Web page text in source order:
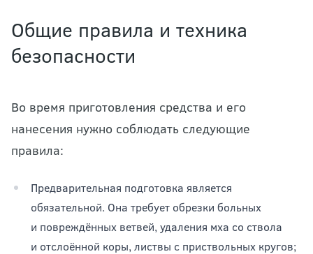
Общие правила и техника
безопасности
Во время приготовления средства и его
нанесения нужно соблюдать следующие
правила:
Предварительная подготовка является
обязательной. Она требует обрезки больных
и повреждённых ветвей, удаления мха со ствола
и отслоённой коры, листвы с приствольных кругов;